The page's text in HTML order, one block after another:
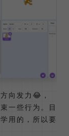
向发力😂，
一些行为。目
用的，所以要